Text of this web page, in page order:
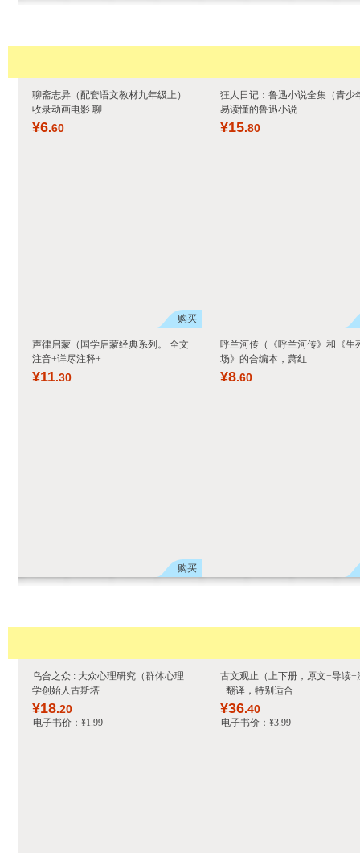
聊斋志异（配套语文教材九年级上）
收录动画电影 聊
¥6.60
购买
狂人日记：鲁迅小说全集（青少
易读懂的鲁迅小说
¥15.80
声律启蒙（国学启蒙经典系列。 全文
注音+详尽注释+
¥11.30
购买
呼兰河传（《呼兰河传》和《生
场》的合编本，萧红
¥8.60
乌合之众 : 大众心理研究（群体心理
学创始人古斯塔
¥18.20
电子书价： ¥1.99
古文观止（上下册，原文+导读+
+翻译，特别适合
¥36.40
电子书价： ¥3.99